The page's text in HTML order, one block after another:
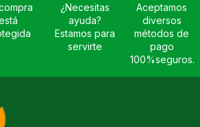
¿Necesitas
ayuda?
Estamos para
servirte
Aceptamos
diversos
métodos de
pago
100%seguros.